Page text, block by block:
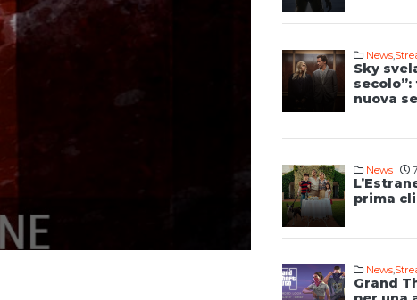
News,
Sky
nuova
News
prima
News,
Grand